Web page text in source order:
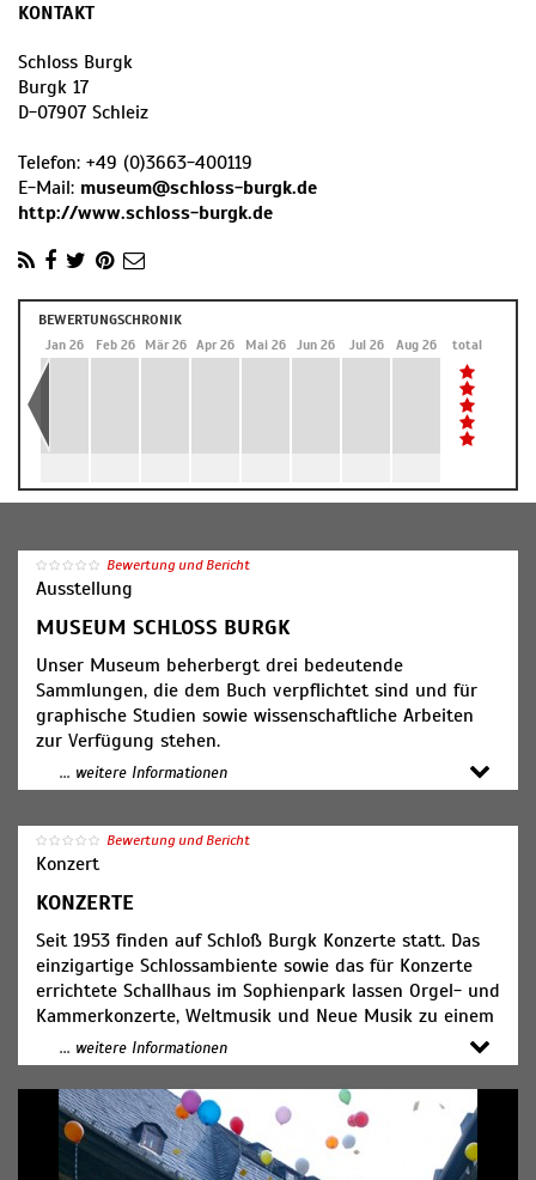
KONTAKT
Schloss Burgk
Burgk 17
D-07907 Schleiz
Telefon: +49 (0)3663-400119
E-Mail: museum@schloss-burgk.de
http://www.schloss-burgk.de
BEWERTUNGSCHRONIK
Jan 26 Feb 26 Mär 26 Apr 26 Mai 26 Jun 26 Jul 26 Aug 26 total
Bewertung und Bericht
Ausstellung
MUSEUM SCHLOSS BURGK
Unser Museum beherbergt drei bedeutende
Sammlungen, die dem Buch verpflichtet sind und für
graphische Studien sowie wissenschaftliche Arbeiten
zur Verfügung stehen.
Exlibris-Sammlung
(Exlibris - lat.: "aus den Büchern"), die größte
Spezialsammlung des Museums und eine der großen
Europas in öffentlicher Hand. Den Grundstock bildet die
etwa 13.000 Blatt umfassende Sammlung Heinicke, die
1981 dem Museum übereignet wurde. Dank weiterer
Schenkungen von Sammlern und Künstlern sowie
durch Ankäufe konnte die Sammlung beständig
erweitert werden und vereint heute Exlibris aus fünf
Jahrhunderten, gearbeitet von über 5.000 Künstlern
aus mehr als 60 Ländern. Sie setzt im frühen 16.
Jahrhundert ein, etwa 25.000 Blätter gehören in die
Zeit vom ausgehenden 19. Jahrhundert bis Mitte der
1930er Jahre. Kein wesentlicher Künstler fehlt. Von
einigen ist das Exlibris-Werk vollständig oder nahezu
... weitere Informationen
Bewertung und Bericht
Konzert
KONZERTE
Seit 1953 finden auf Schloß Burgk Konzerte statt. Das
einzigartige Schlossambiente sowie das für Konzerte
errichtete Schallhaus im Sophienpark lassen Orgel- und
Kammerkonzerte, Weltmusik und Neue Musik zu einem
besonderen Erlebnis werden. Die eigens für Burgk
gearbeitete Silbermann-Orgel erklingt noch heute in
originaler Chortonlage.
... weitere Informationen